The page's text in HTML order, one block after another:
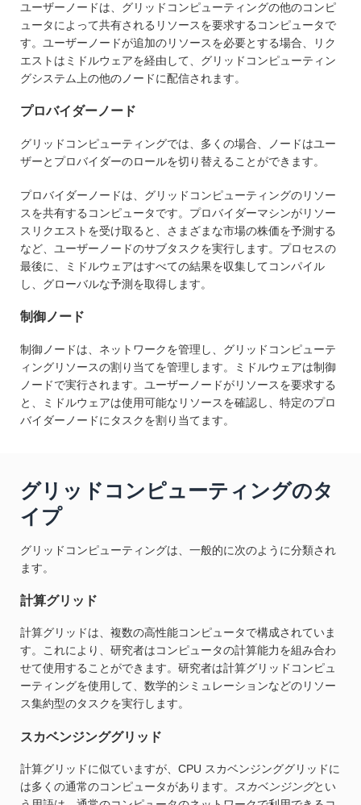
ユーザーノードは、グリッドコンピューティングの他のコンピ
ュータによって共有されるリソースを要求するコンピュータで
す。ユーザーノードが追加のリソースを必要とする場合、リク
エストはミドルウェアを経由して、グリッドコンピューティン
グシステム上の他のノードに配信されます。
プロバイダーノード
グリッドコンピューティングでは、多くの場合、ノードはユー
ザーとプロバイダーのロールを切り替えることができます。
プロバイダーノードは、グリッドコンピューティングのリソー
スを共有するコンピュータです。プロバイダーマシンがリソー
スリクエストを受け取ると、さまざまな市場の株価を予測する
など、ユーザーノードのサブタスクを実行します。プロセスの
最後に、ミドルウェアはすべての結果を収集してコンパイル
し、グローバルな予測を取得します。
制御ノード
制御ノードは、ネットワークを管理し、グリッドコンピューテ
ィングリソースの割り当てを管理します。ミドルウェアは制御
ノードで実行されます。ユーザーノードがリソースを要求する
と、ミドルウェアは使用可能なリソースを確認し、特定のプロ
バイダーノードにタスクを割り当てます。
グリッドコンピューティングのタ
イプ
グリッドコンピューティングは、一般的に次のように分類され
ます。
計算グリッド
計算グリッドは、複数の高性能コンピュータで構成されていま
す。これにより、研究者はコンピュータの計算能力を組み合わ
せて使用することができます。研究者は計算グリッドコンピュ
ーティングを使用して、数学的シミュレーションなどのリソー
ス集約型のタスクを実行します。
スカベンジンググリッド
計算グリッドに似ていますが、CPU スカベンジンググリッドに
は多くの通常のコンピュータがあります。
スカベンジングとい